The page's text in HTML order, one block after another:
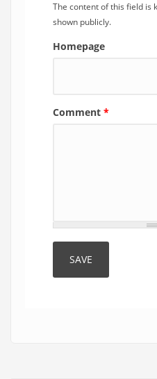
The content of this field is
shown publicly.
Homepage
Comment *